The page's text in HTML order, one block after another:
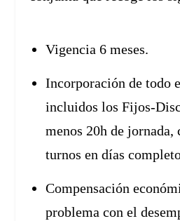
Vigencia 6 meses.
Incorporación de todo
incluidos los Fijos-
menos 20h de jornada,
turnos en días
Compensación
problema con el